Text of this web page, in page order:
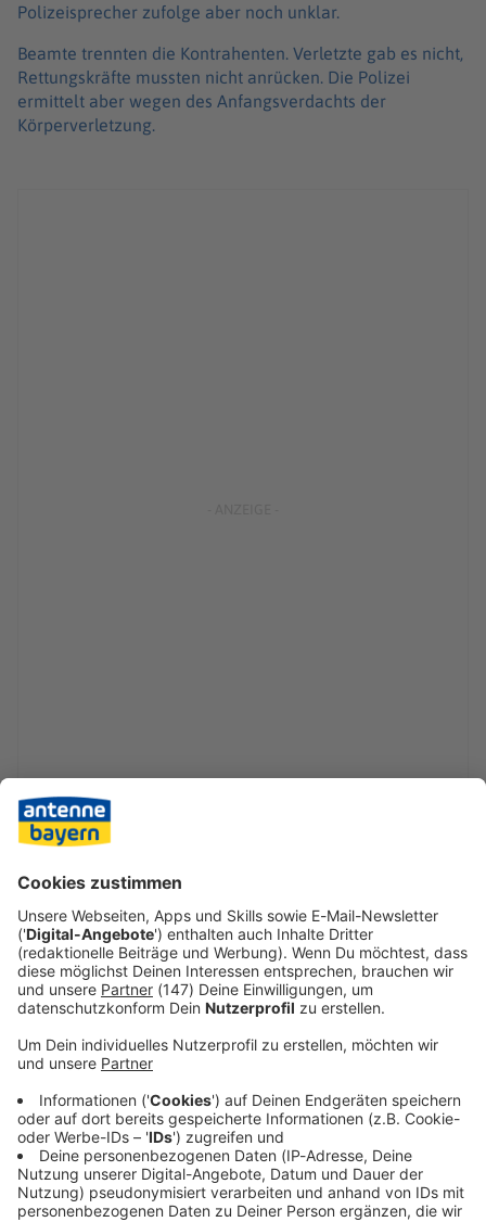
Polizeisprecher zufolge aber noch unklar.
Beamte trennten die Kontrahenten. Verletzte gab es nicht,
Rettungskräfte mussten nicht anrücken. Die Polizei
ermittelt aber wegen des Anfangsverdachts der
Körperverletzung.